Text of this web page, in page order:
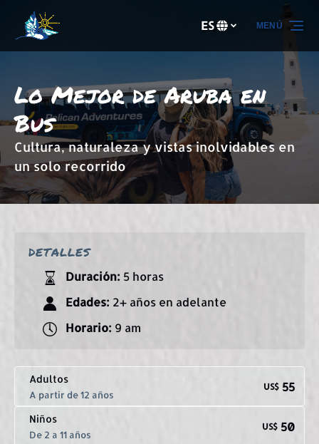
Saltar a la navegación principal
Saltar al contenido
Saltar al pie de página
Selecciona
tu
ES MENÚ
Lo Mejor de Aruba en
Bus
Cultura, naturaleza y vistas inolvidables en
un solo recorrido
DETALLES
Duración: 5 horas
Edades: 2+ años en adelante
Horario: 9 am
Adultos
A partir de 12 años
US$ 55
Niños
De 2 a 11 años
US$ 50